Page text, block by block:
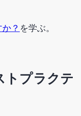
？ を学ぶ。
トプラクテ